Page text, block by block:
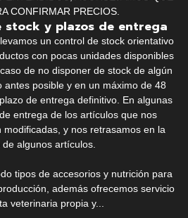
CONFIRMAR PRECIOS.
stock y plazos de entrega
un control de stock orientativo
con pocas unidades disponibles
de no disponer de stock de algún
antes posible y en un máximo de 48
de entrega definitivo. En algunas
entrega de los artículos que nos
y nos retrasamos en la
algunos artículos.
tipos de accesorios y nutrición para
además ofrecemos servicio
veterinaria propia y...